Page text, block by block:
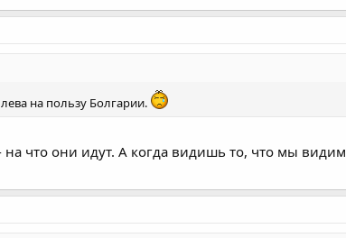
на пользу Болгарии.
что они идут. А когда видишь то, что мы